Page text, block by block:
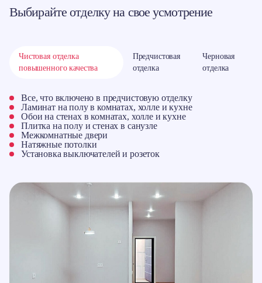
Выбирайте отделку на свое усмотрение
Чистовая отделка
повышенного качества
Предчистовая
отделка
Черновая
отделка
Все, что включено в предчистовую отделку
Ламинат на полу в комнатах, холле и кухне
Обои на стенах в комнатах, холле и кухне
Плитка на полу и стенах в санузле
Межкомнатные двери
Натяжные потолки
Установка выключателей и розеток